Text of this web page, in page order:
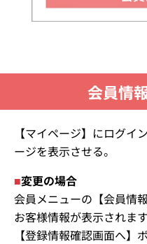
会員情
【マイページ】にログイ
ージを表示させる。
■変更の場合
会員メニューの【会員情
お客様情報が表示されま
【登録情報確認画面へ】